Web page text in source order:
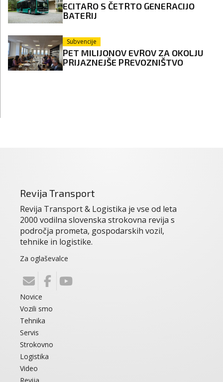
ECITARO S ČETRTO GENERACIJO
BATERIJ
Subvencije
PET MILIJONOV EVROV ZA OKOLJU
PRIJAZNEJŠE PREVOZNIŠTVO
Revija Transport
Revija Transport & Logistika je vse od leta
2000 vodilna slovenska strokovna revija s
področja prometa, gospodarskih vozil,
tehnike in logistike.
Za oglaševalce
Novice
Vozili smo
Tehnika
Servis
Strokovno
Logistika
Video
Revija